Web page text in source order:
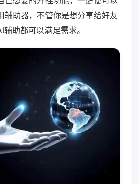
辅助器，不管你是想分享给好友
助都可以满足需求。